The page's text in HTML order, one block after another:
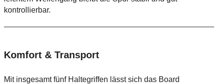
kontrollierbar.
Komfort & Transport
Mit insgesamt fünf Haltegriffen lässt sich das Board